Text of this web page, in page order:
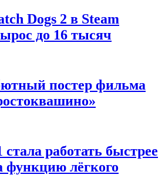
Dogs 2 в Steam
до 16 тысяч
постер фильма
стала работать быстрее
функцию лёгкого